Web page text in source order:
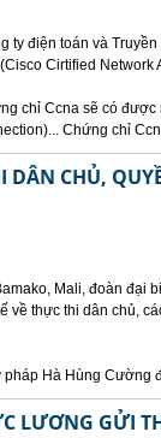
ty điện toán và
Cirtified Network
chỉ Ccna sẽ có
Chứng chỉ
DÂN CHỦ,
Mali, đoàn đại
về thực thi dân chủ,
Hà Hùng Cường
LƯƠNG GỬI